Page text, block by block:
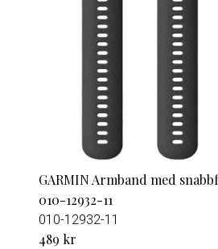
GARMIN Armband med
010-12932-11
010-12932-11
489 kr